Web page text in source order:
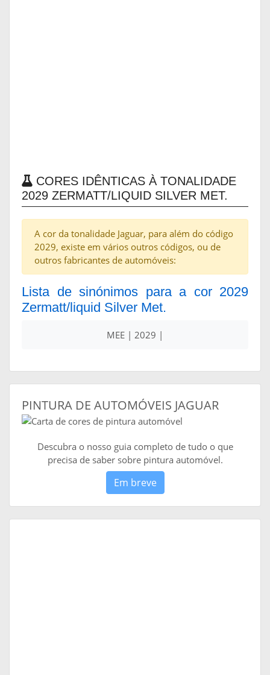
CORES IDÊNTICAS À TONALIDADE
2029 ZERMATT/LIQUID SILVER MET.
A cor da tonalidade Jaguar, para além do código
2029, existe em vários outros códigos, ou de
outros fabricantes de automóveis:
Lista de sinónimos para a cor 2029
Zermatt/liquid Silver Met.
MEE | 2029 |
PINTURA DE AUTOMÓVEIS JAGUAR
Descubra o nosso guia completo de tudo o que
precisa de saber sobre pintura automóvel.
Em breve